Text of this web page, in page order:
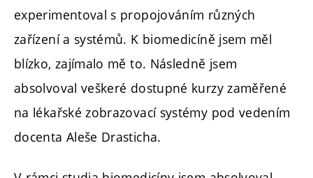
experimentoval s propojováním různých
zařízení a systémů. K biomedicíně jsem měl
blízko, zajímalo mě to. Následně jsem
absolvoval veškeré dostupné kurzy zaměřené
na lékařské zobrazovací systémy pod vedením
docenta Aleše Drasticha.